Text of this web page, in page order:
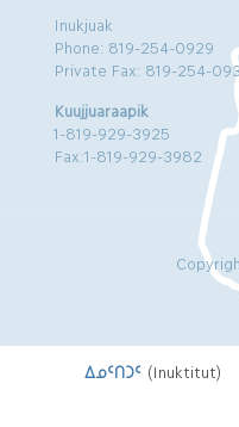
Inukjuak
Phone: 819-254-0929
Private Fax: 819-254-
Kuujjuaraapik
1-819-929-3925
Fax:1-819-929-3982
ᐃᓄᑦᑎᑐᑦ (Inuktitut)